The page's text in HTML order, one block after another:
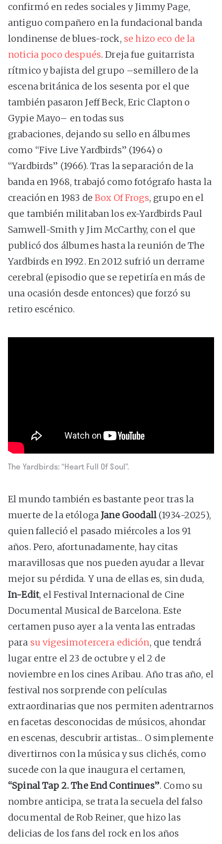
confirmó en redes sociales y Jimmy Page,
antiguo compañero en la fundacional banda
londinense de blues-rock, se hizo eco de la
noticia poco después. Dreja fue guitarrista
rítmico y bajista del grupo –semillero de la
escena británica de los sesenta por el que
también pasaron Jeff Beck, Eric Clapton o
Gypie Mayo– en todas sus
grabaciones, dejando su sello en álbumes
como “Five Live Yardbirds” (1964) o
“Yardbirds” (1966). Tras la separación de la
banda en 1968, trabajó como fotógrafo hasta la
creación en 1983 de Box Of Frogs, grupo en el
que también militaban los ex-Yardbirds Paul
Samwell-Smith y Jim McCarthy, con el que
publicó dos álbumes hasta la reunión de The
Yardbirds en 1992. En 2012 sufrió un derrame
cerebral (episodio que se repetiría en más de
una ocasión desde entonces) que forzó su
retiro escénico.
The Yardbirds: “Heart Full Of Soul”.
El mundo también es bastante peor tras la
muerte de la etóloga Jane Goodall(1934-2025),
quien falleció el pasado miércoles a los 91
años. Pero, afortunadamente, hay citas
maravillosas que nos pueden ayudar a llevar
mejor su pérdida. Y una de ellas es, sin duda,
In-Edit, el Festival Internacional de Cine
Documental Musical de Barcelona. Este
certamen puso ayer a la venta las entradas
para su vigesimotercera edición, que tendrá
lugar entre el 23 de octubre y el 2 de
noviembre en los cines Aribau. Año tras año, el
festival nos sorprende con películas
extraordinarias que nos permiten adentrarnos
en facetas desconocidas de músicos, ahondar
en escenas, descubrir artistas… O simplemente
divertirnos con la música y sus clichés, como
sucede con la que inaugura el certamen,
“Spinal Tap 2. The End Continues”. Como su
nombre anticipa, se trata la secuela del falso
documental de Rob Reiner, que hizo las
delicias de los fans del rock en los años